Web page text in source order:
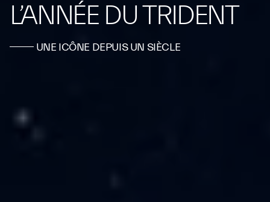
L’ANNÉE DU TRIDENT
UNE ICÔNE DEPUIS UN SIÈCLE